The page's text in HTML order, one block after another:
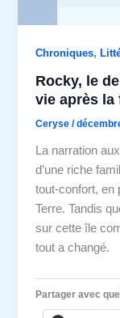
Chroniques,
Rocky, le
vie après la
Ceryse/
La narration
d’une riche
tout-confort, en
Terre. Tandis
sur cette île
tout a changé.
Partager avec